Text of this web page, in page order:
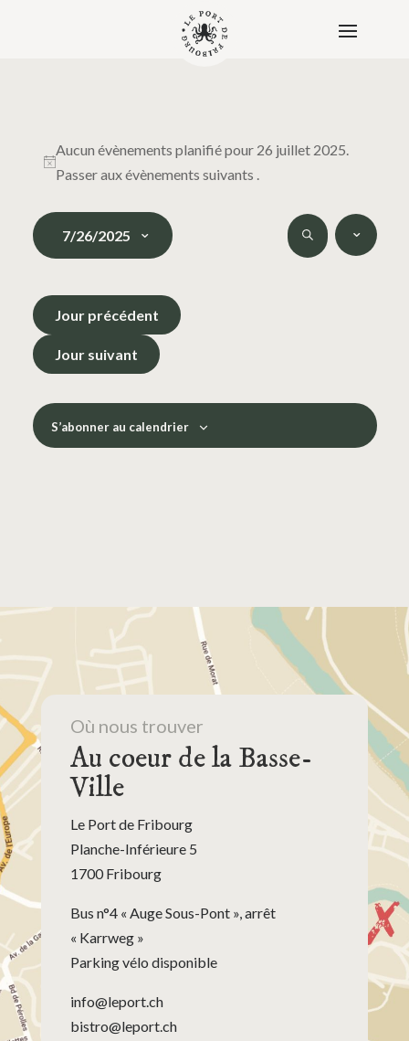
for
26
juillet
2025
Notice
Aucun évènements planifié pour 26 juillet 2025.
Passer auxévènements suivants .
Recherche
et Recherche
de
vues
7/26/2025
une
date.Jour précédent
Jour suivant
S’abonner au calendrier
Où nous trouver
Au coeur de la Basse-
Ville
Le Port de Fribourg
Planche-Inférieure 5
1700 Fribourg
Bus n°4 « Auge Sous-Pont », arrêt
« Karrweg »
Parking vélo disponible
info@leport.ch
bistro@leport.ch